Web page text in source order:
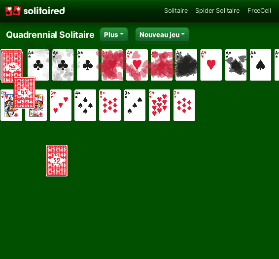
Solitaire Spider Solitaire FreeCell
Quadrennial Solitaire Plus Nouveau jeu